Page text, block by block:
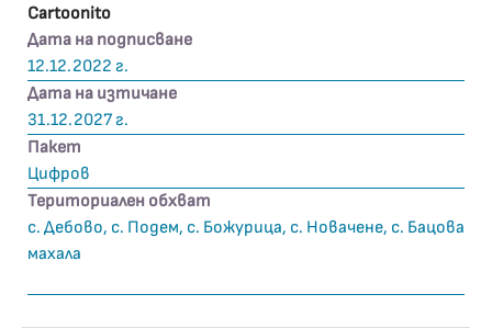
Cartoonito
Дата на подписване
12.12.2022 г.
Дата на изтичане
31.12.2027 г.
Пакет
Цифров
Териториален обхват
с. Дебово, с. Подем, с. Божурица, с. Новачене, с. Бацова
махала